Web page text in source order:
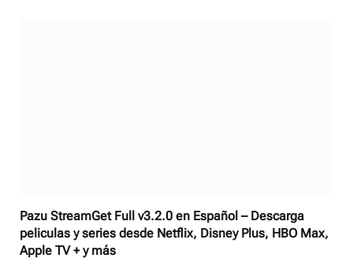
Pazu StreamGet Full v3.2.0 en Español – Descarga
peliculas y series desde Netflix, Disney Plus, HBO Max,
Apple TV + y más